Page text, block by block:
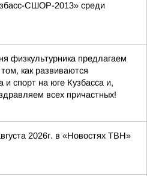
СШОР-2013» среди
физкультурника предлагаем
как развиваются
и спорт на юге Кузбасса и,
всех причастных!
2026г. в «Новостях ТВН»